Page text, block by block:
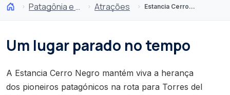
Patagônia e Antártida Atrações Estancia Cerro Negro
Um lugar parado no tempo
A Estancia Cerro Negro mantém viva a herança
dos pioneiros patagónicos na rota para Torres del